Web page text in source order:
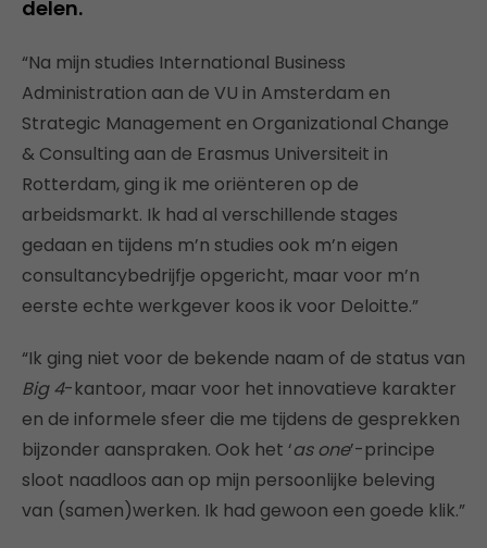
delen.
“Na mijn studies International Business
Administration aan de VU in Amsterdam en
Strategic Management en Organizational Change
& Consulting aan de Erasmus Universiteit in
Rotterdam, ging ik me oriënteren op de
arbeidsmarkt. Ik had al verschillende stages
gedaan en tijdens m’n studies ook m’n eigen
consultancybedrijfje opgericht, maar voor m’n
eerste echte werkgever koos ik voor Deloitte.”
“Ik ging niet voor de bekende naam of de status van
Big 4-kantoor, maar voor het innovatieve karakter
en de informele sfeer die me tijdens de gesprekken
bijzonder aanspraken. Ook het ‘as one’-principe
sloot naadloos aan op mijn persoonlijke beleving
van (samen)werken. Ik had gewoon een goede klik.”